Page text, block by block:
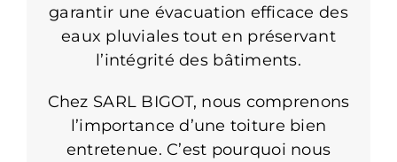
garantir une évacuation efficace des
eaux pluviales tout en préservant
l’intégrité des bâtiments.
Chez SARL BIGOT, nous comprenons
l’importance d’une toiture bien
entretenue. C’est pourquoi nous